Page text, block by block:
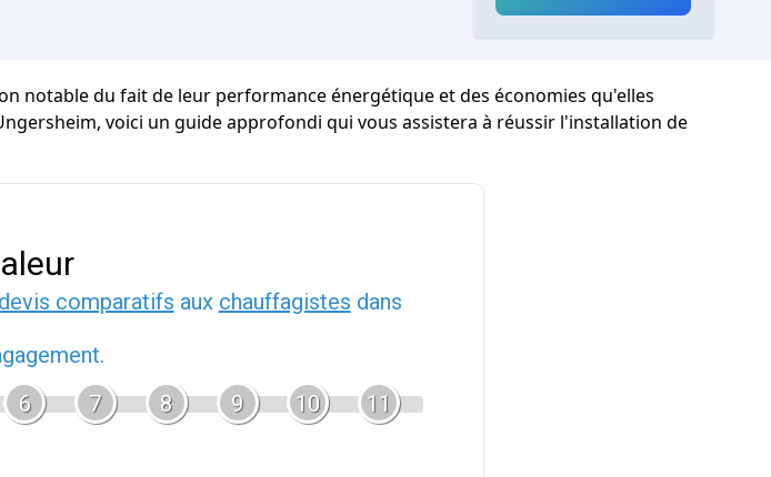
notable du fait de leur performance énergétique et des économies qu'elles
voici un guide approfondi qui vous assistera à réussir l'installation de
comparatifs aux chauffagistes dans
6 7 8 9 10 11